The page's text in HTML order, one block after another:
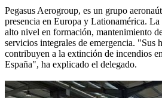
Pegasus Aerogroup, es un grupo
presencia en Europa y Lationamérica. La
alto nivel en formación, mantenimiento
servicios integrales de emergencia. "Sus
contribuyen a la extinción de incendios
España", ha explicado el delegado.